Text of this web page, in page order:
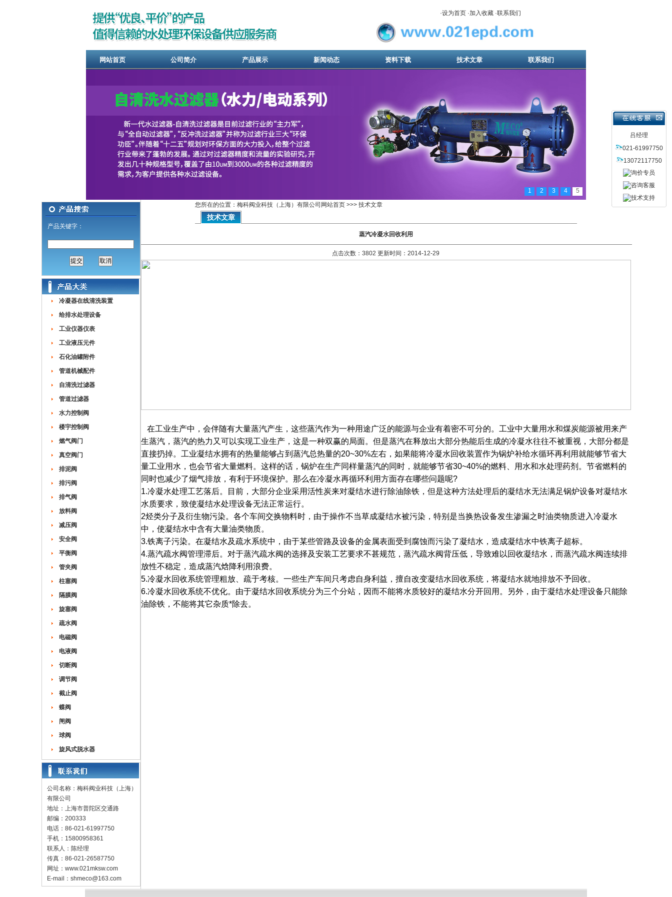
·设为首页 ·加入收藏 ·联系我们
网站首页 公司简介 产品展示 新闻动态 资料下载 技术文章 联系我们
1 2 3 4 5
吕经理
021-61997750
13072117750
产品关键字：
冷凝器在线清洗装置
给排水处理设备
工业仪器仪表
工业液压元件
石化油罐附件
管道机械配件
自清洗过滤器
管道过滤器
水力控制阀
楼宇控制阀
燃气阀门
真空阀门
排泥阀
排污阀
排气阀
放料阀
减压阀
安全阀
平衡阀
管夹阀
柱塞阀
隔膜阀
旋塞阀
疏水阀
电磁阀
电液阀
切断阀
调节阀
截止阀
蝶阀
闸阀
球阀
旋风式脱水器
公司名称：梅科阀业科技（上海）
有限公司
地址：上海市普陀区交通路
邮编：200333
电话：86-021-61997750
手机：15800958361
联系人：陈经理
传真：86-021-26587750
网址： www.021mksw.com
E-mail： shmeco@163.com
您所在的位置：梅科阀业科技（上海）有限公司网站首页 >>> 技术文章
技术文章
蒸汽冷凝水回收利用
点击次数：3802 更新时间：2014-12-29
在工业生产中，会伴随有大量蒸汽产生，这些蒸汽作为一种用途广泛的能源与企业有着密不可分的。工业中大量用水和煤炭能源被用来产
生蒸汽，蒸汽的热力又可以实现工业生产，这是一种双赢的局面。但是蒸汽在释放出大部分热能后生成的冷凝水往往不被重视，大部分都是
直接扔掉。工业凝结水拥有的热量能够占到蒸汽总热量的20~30%左右，如果能将冷凝水回收装置作为锅炉补给水循环再利用就能够节省大
量工业用水， 也会节省大量燃料。这样的话，锅炉在生产同样量蒸汽的同时，就能够节省30~40%的燃料、用水和水处理药剂。节省燃料的
同时也减少了烟气排放，有利于环境保护。那么在冷凝水再循环利用方面存在哪些问题呢?
1.冷凝水处理工艺落后。目前，大部分企业采用活性炭来对凝结水进行除油除铁，但是这种方法处理后的凝结水无法满足锅炉设备对凝结水
水质要求，致使凝结水处理设备无法正常运行。
2烃类分子及衍生物污染。各个车间交换物料时，由于操作不当草成凝结水被污染，特别是当换热设备发生渗漏之时油类物质进入冷凝水
中，使凝结水中含有大量油类物质。
3.铁离子污染。在凝结水及疏水系统中，由于某些管路及设备的金属表面受到腐蚀而污染了凝结水，造成凝结水中铁离子超标。
4.蒸汽疏水阀管理滞后。对于蒸汽疏水阀的选择及安装工艺要求不甚规范，蒸汽疏水阀背压低，导致难以回收凝结水，而蒸汽疏水阀连续排
放性不稳定，造成蒸汽焓降利用浪费。
5.冷凝水回收系统管理粗放、疏于考核。一些生产车间只考虑自身利益，擅自改变凝结水回收系统，将凝结水就地排放不予回收。
6.冷凝水回收系统不优化。由于凝结水回收系统分为三个分站，因而不能将水质较好的凝结水分开回用。另外，由于凝结水处理设备只能除
油除铁，不能将其它杂质*除去。